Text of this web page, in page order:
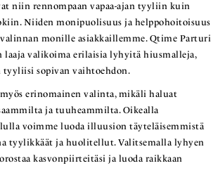
niin rennompaan vapaa-ajan tyyliin kuin
Niiden monipuolisuus ja helppohoitoisuus
monille asiakkaillemme. Qtime Parturi
laaja valikoima erilaisia lyhyitä hiusmalleja,
sopivan vaihtoehdon.
erinomainen valinta, mikäli haluat
ja tuuheammilta. Oikealla
voimme luoda illuusion täyteläisemmistä
tyylikkäät ja huolitellut. Valitsemalla lyhyen
kasvonpiirteitäsi ja luoda raikkaan